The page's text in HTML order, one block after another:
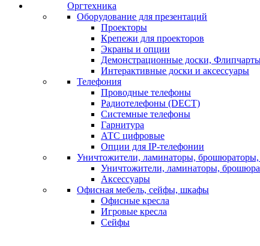
Оргтехника
Оборудование для презентаций
Проекторы
Крепежи для проекторов
Экраны и опции
Демонстрационные доски,
Интерактивные доски и аксессуары
Телефония
Проводные телефоны
Радиотелефоны (DECT)
Системные телефоны
Гарнитура
АТС цифровые
Опции для IP-телефонии
Уничтожители, ламинаторы, брошюраторы,
Уничтожители, ламинаторы,
Аксессуары
Офисная мебель, сейфы, шкафы
Офисные кресла
Игровые кресла
Сейфы